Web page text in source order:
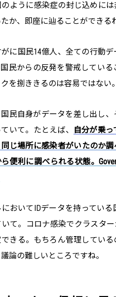
ように感染症の封じ込めに
か、即座に辿ることができる
に国民14億人、全ての行動
民からの反発を警戒してい
を捌ききるのは容易ではない。
民自身がデータを差し出し
いて。たとえば、
自分が乗
じ場所に感染者がいたのか
便利に調べられる状態。
おいてIDデータを持ってい
て。コロナ感染でクラスタ
きる。もちろん管理してい
論の難しいところですね。